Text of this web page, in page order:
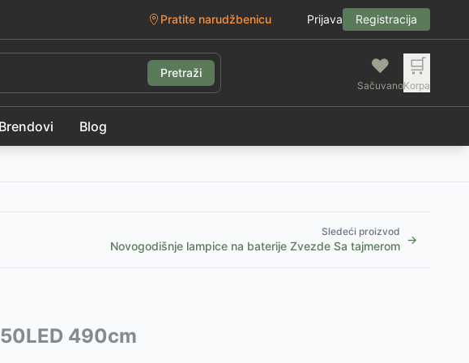
Pratite narudžbenicu Prijava Registracija
Pretraži ❤️
Sačuvano
🛒
Korpa
Brendovi Blog
Sledeći proizvod
Novogodišnje lampice na baterije Zvezde Sa tajmerom →
RSD
490cm